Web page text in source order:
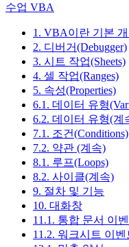
수업 VBA
1. VBA이란 기본
2. 디버거(Debugger)
3. 시트 작업(Sheets)
4. 셀 작업(Ranges)
5. 속성(Properties)
6.1. 데이터 유형
6.2. 데이터 유형(계
7.1. 조건(Conditions)
7.2. 약관 (계속)
8.1. 루프(Loops)
8.2. 사이클(계속)
9. 절차 및 기능
10. 대화창
11.1. 통합 문서 이
11.2. 워크시트 이벤